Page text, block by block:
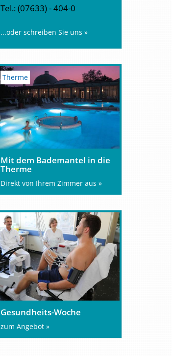
Tel.: (07633) - 404-0
...oder schreiben Sie uns »
Therme
Mit dem Bademantel in die
Therme
Direkt von Ihrem Zimmer aus »
Gesundheits-Woche
zum Angebot »